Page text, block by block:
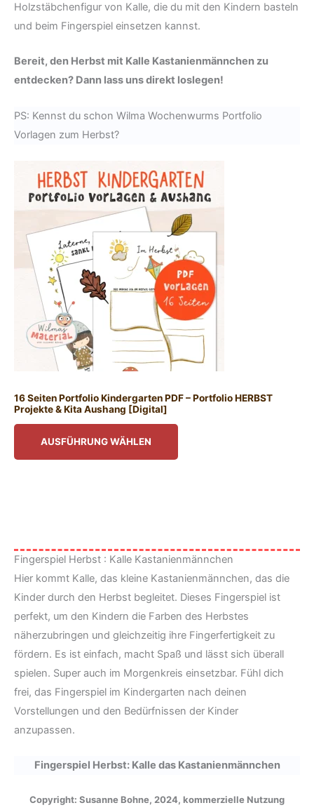
Holzstäbchenfigur von Kalle, die du mit den Kindern basteln
und beim Fingerspiel einsetzen kannst.
Bereit, den Herbst mit Kalle Kastanienmännchen zu
entdecken? Dann lass uns direkt loslegen!
PS: Kennst du schon Wilma Wochenwurms Portfolio
Vorlagen zum Herbst?
16 Seiten Portfolio Kindergarten PDF – Portfolio HERBST
Projekte & Kita Aushang [Digital]
AUSFÜHRUNG WÄHLEN
Fingerspiel Herbst : Kalle Kastanienmännchen
Hier kommt Kalle, das kleine Kastanienmännchen, das die
Kinder durch den Herbst begleitet. Dieses Fingerspiel ist
perfekt, um den Kindern die Farben des Herbstes
näherzubringen und gleichzeitig ihre Fingerfertigkeit zu
fördern. Es ist einfach, macht Spaß und lässt sich überall
spielen. Super auch im Morgenkreis einsetzbar. Fühl dich
frei, das Fingerspiel im Kindergarten nach deinen
Vorstellungen und den Bedürfnissen der Kinder
anzupassen.
Fingerspiel Herbst: Kalle das Kastanienmännchen
Copyright: Susanne Bohne, 2024, kommerzielle Nutzung